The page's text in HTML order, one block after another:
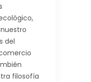
del
filosofía